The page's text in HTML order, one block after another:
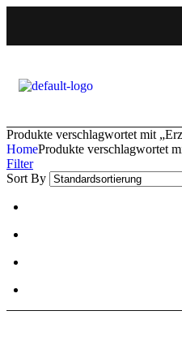
Produkte verschlagwortet mit
HomeProdukte verschlagwortet
Filter
Sort By